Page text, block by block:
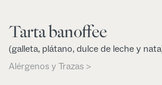
Tarta banoffee
(galleta, plátano, dulce de leche y
Alérgenos y Trazas >